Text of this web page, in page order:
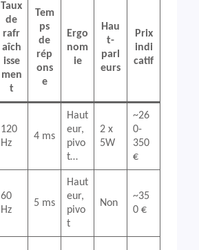
Taux
de
rafr
aîch
isse
men
t
Tem
ps
de
rép
ons
e
Ergo
nom
ie
Hau
t-
parl
eurs
Prix
indi
catif
120
Hz
4 ms
Haut
eur,
pivo
t…
2 x
5W
~26
0-
350
€
60
Hz
5 ms
Haut
eur,
pivo
t
Non
~35
0 €